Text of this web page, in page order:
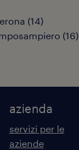
(14)
(16)
azienda
servizi per le
aziende